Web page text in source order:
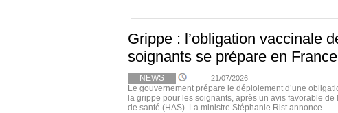
Grippe : l’obligation vaccinale
soignants se prépare en France
NEWS 21/07/2026
Le gouvernement prépare le déploiement d’une
la grippe pour les soignants, après un avis favorable de
de santé (HAS). La ministre Stéphanie Rist annonce ...